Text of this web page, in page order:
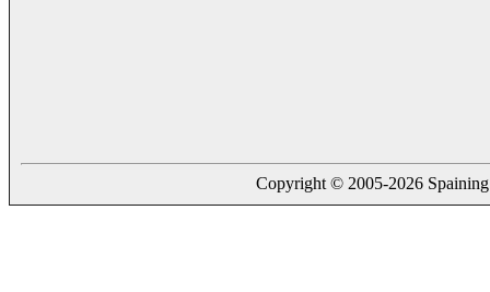
Copyright © 2005-2026